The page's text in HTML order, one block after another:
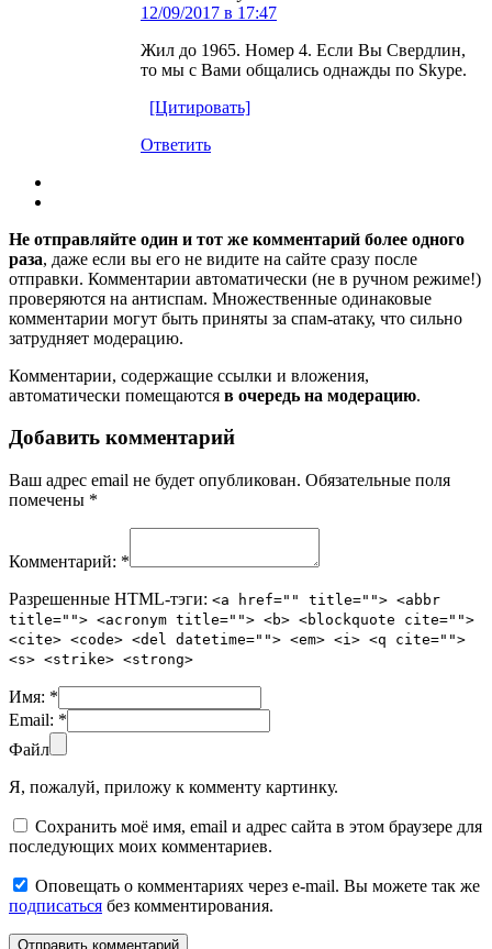
12/09/2017 в 17:47
Жил до 1965. Номер 4. Если Вы Свердлин,
то мы с Вами общались однажды по Skype.
[Цитировать]
Ответить
Не отправляйте один и тот же комментарий более одного
раза, даже если вы его не видите на сайте сразу после
отправки. Комментарии автоматически (не в ручном режиме!)
проверяются на антиспам. Множественные одинаковые
комментарии могут быть приняты за спам-атаку, что сильно
затрудняет модерацию.
Комментарии, содержащие ссылки и вложения,
автоматически помещаются в очередь на модерацию.
Добавить комментарий
Ваш адрес email не будет опубликован. Обязательные поля
помечены *
Комментарий: *
Разрешенные HTML-тэги: <a href="" title=""> <abbr
title=""> <acronym title=""> <b> <blockquote cite="">
<cite> <code> <del datetime=""> <em> <i> <q cite="">
<s> <strike> <strong>
Имя: *
Email: *
Файл
Я, пожалуй, приложу к комменту картинку.
Сохранить моё имя, email и адрес сайта в этом браузере для
последующих моих комментариев.
Оповещать о комментариях через e-mail. Вы можете так же
подписаться без комментирования.